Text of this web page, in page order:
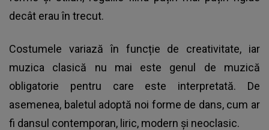
decât erau în trecut.
Costumele variază în funcție de creativitate, iar
muzica clasică nu mai este genul de muzică
obligatorie pentru care este interpretată. De
asemenea, baletul adoptă noi forme de dans, cum ar
fi dansul contemporan, liric, modern și neoclasic.